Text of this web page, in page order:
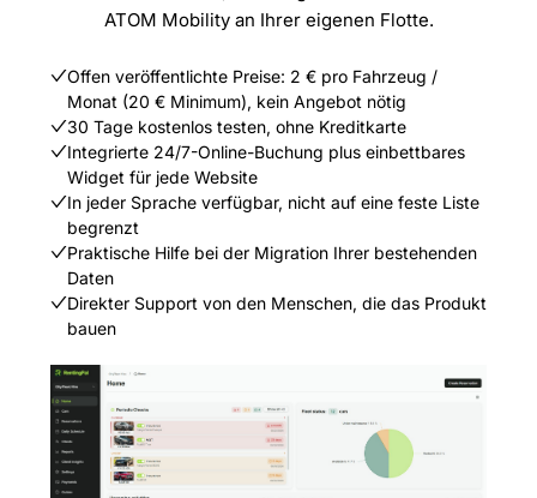
ATOM Mobility an Ihrer eigenen Flotte.
Offen veröffentlichte Preise: 2 € pro Fahrzeug /
Monat (20 € Minimum), kein Angebot nötig
30 Tage kostenlos testen, ohne Kreditkarte
Integrierte 24/7-Online-Buchung plus einbettbares
Widget für jede Website
In jeder Sprache verfügbar, nicht auf eine feste Liste
begrenzt
Praktische Hilfe bei der Migration Ihrer bestehenden
Daten
Direkter Support von den Menschen, die das Produkt
bauen